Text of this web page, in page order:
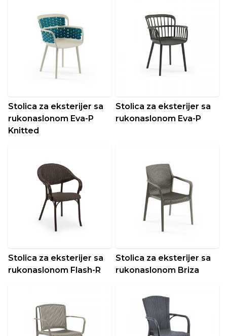
Stolica za eksterijer sa
rukonaslonom Eva-P
Knitted
Stolica za eksterijer sa
rukonaslonom Eva-P
Stolica za eksterijer sa
rukonaslonom Flash-R
Stolica za eksterijer sa
rukonaslonom Briza